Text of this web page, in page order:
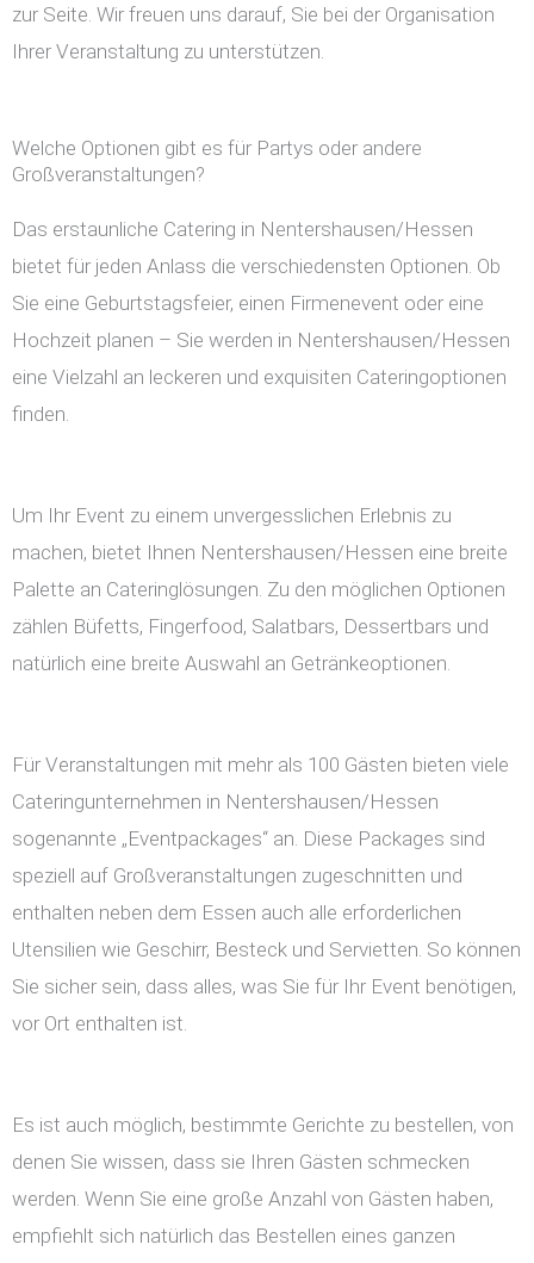
zur Seite. Wir freuen uns darauf, Sie bei der Organisation
Ihrer Veranstaltung zu unterstützen.
Welche Optionen gibt es für Partys oder andere
Großveranstaltungen?
Das erstaunliche Catering in Nentershausen/Hessen
bietet für jeden Anlass die verschiedensten Optionen. Ob
Sie eine Geburtstagsfeier, einen Firmenevent oder eine
Hochzeit planen – Sie werden in Nentershausen/Hessen
eine Vielzahl an leckeren und exquisiten Cateringoptionen
finden.
Um Ihr Event zu einem unvergesslichen Erlebnis zu
machen, bietet Ihnen Nentershausen/Hessen eine breite
Palette an Cateringlösungen. Zu den möglichen Optionen
zählen Büfetts, Fingerfood, Salatbars, Dessertbars und
natürlich eine breite Auswahl an Getränkeoptionen.
Für Veranstaltungen mit mehr als 100 Gästen bieten viele
Cateringunternehmen in Nentershausen/Hessen
sogenannte „Eventpackages“ an. Diese Packages sind
speziell auf Großveranstaltungen zugeschnitten und
enthalten neben dem Essen auch alle erforderlichen
Utensilien wie Geschirr, Besteck und Servietten. So können
Sie sicher sein, dass alles, was Sie für Ihr Event benötigen,
vor Ort enthalten ist.
Es ist auch möglich, bestimmte Gerichte zu bestellen, von
denen Sie wissen, dass sie Ihren Gästen schmecken
werden. Wenn Sie eine große Anzahl von Gästen haben,
empfiehlt sich natürlich das Bestellen eines ganzen